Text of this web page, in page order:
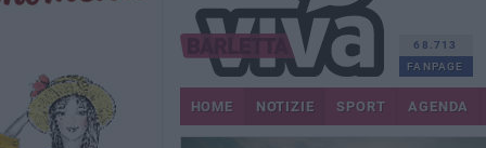
68.713
FANPAGE
HOME NOTIZIE SPORT AGENDA